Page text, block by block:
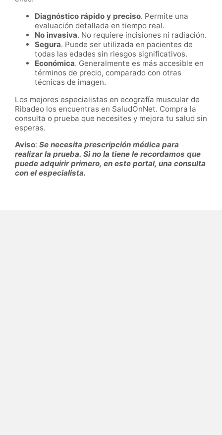
Diagnóstico rápido y preciso. Permite una
evaluación detallada en tiempo real.
No invasiva. No requiere incisiones ni radiación.
Segura. Puede ser utilizada en pacientes de
todas las edades sin riesgos significativos.
Económica. Generalmente es más accesible en
términos de precio, comparado con otras
técnicas de imagen.
Los mejores especialistas en ecografía muscular de
Ribadeo los encuentras en SaludOnNet. Compra la
consulta o prueba que necesites y mejora tu salud sin
esperas.
Aviso: Se necesita prescripción médica para
realizar la prueba. Si no la tiene le recordamos que
puede adquirir primero, en este portal, una consulta
con el especialista.